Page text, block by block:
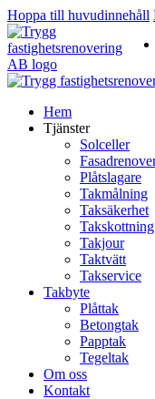
Hoppa till huvudinnehåll
Hem
Tjänster
Solceller
Plåtslagare
Takmålning
Taksäkerhet
Takskottning
Takjour
Taktvätt
Takservice
Takbyte
Plåttak
Betongtak
Papptak
Tegeltak
Om oss
Kontakt